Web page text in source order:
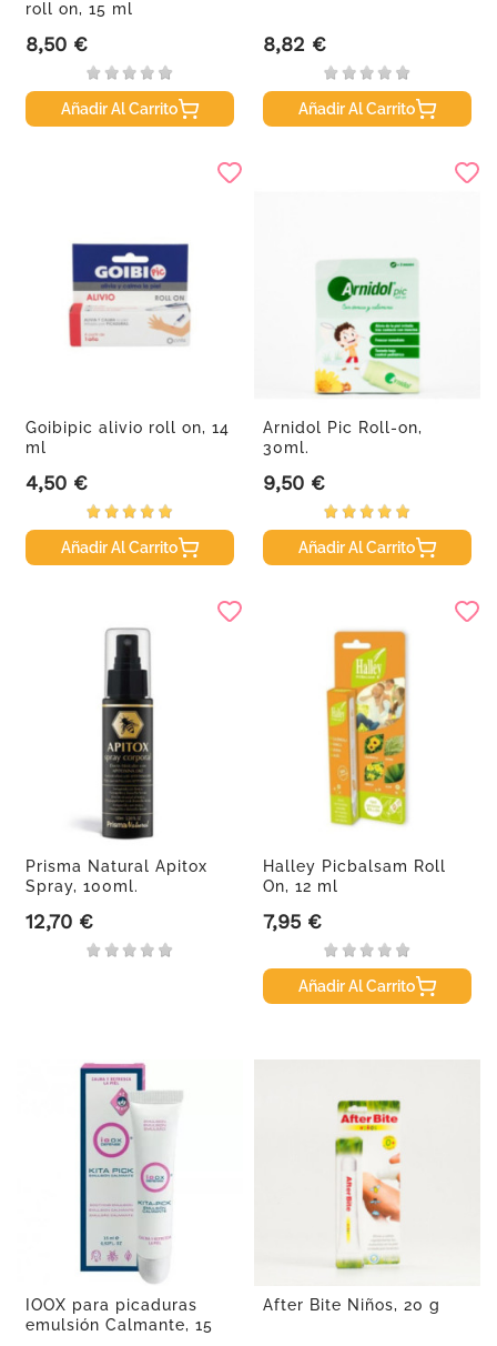
roll on, 15 ml
Precio
8,50 €
Añadir Al Carrito
Precio
8,82 €
Añadir Al Carrito
Goibipic alivio roll on, 14
ml
Precio
4,50 €
Añadir Al Carrito
Arnidol Pic Roll-on,
30ml.
Precio
9,50 €
Añadir Al Carrito
Prisma Natural Apitox
Spray, 100ml.
Precio
12,70 €
Halley Picbalsam Roll
On, 12 ml
Precio
7,95 €
Añadir Al Carrito
IOOX para picaduras
emulsión Calmante, 15
After Bite Niños, 20 g